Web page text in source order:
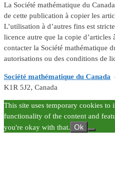
La Société mathématique du
de cette publication à copier les
L’utilisation à d’autres fins est
licence autre que la copie
contacter la Société mathématique
autorisations ou des conditions de
Société mathématique du Canada
K1R 5J2, Canada
This site uses temporary cookies to
functionality of the content and
you're okay with that. Ok